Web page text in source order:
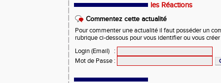
les Réactions
Commentez cette actualité
Pour commenter une actualité il faut posséder un
rubrique ci-dessous pour vous identifier ou vous
Login (Email)
:
Mot de Passe :